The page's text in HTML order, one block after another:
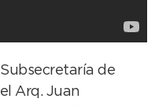
de
Arq. Juan